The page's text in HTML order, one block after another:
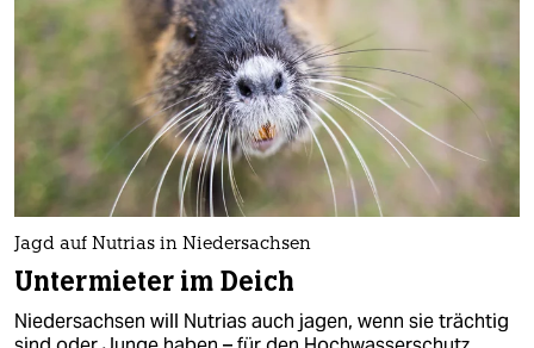
Jagd auf Nutrias in Niedersachsen
Untermieter im Deich
Niedersachsen will Nutrias auch jagen, wenn sie trächtig